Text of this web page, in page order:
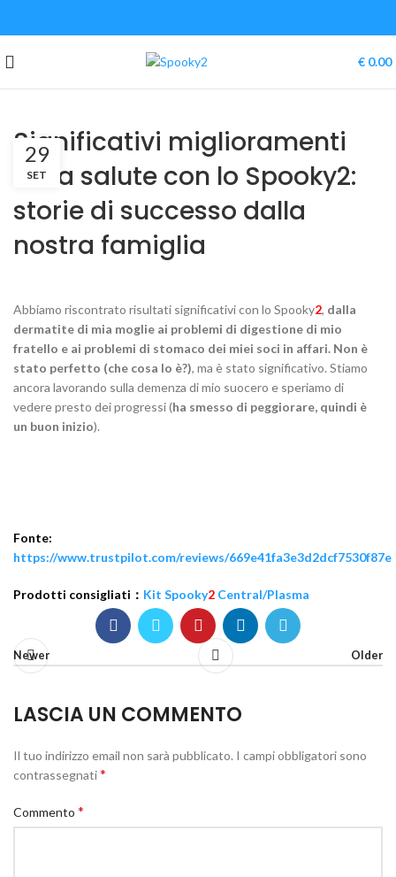
€ 0.00
Significativi miglioramenti
della salute con lo Spooky2:
storie di successo dalla
nostra famiglia
29
SET
Abbiamo riscontrato risultati significativi con lo Spooky2, dalla
dermatite di mia moglie ai problemi di digestione di mio
fratello e ai problemi di stomaco dei miei soci in affari. Non è
stato perfetto (che cosa lo è?), ma è stato significativo. Stiamo
ancora lavorando sulla demenza di mio suocero e speriamo di
vedere presto dei progressi (ha smesso di peggiorare, quindi è
un buon inizio).
Fonte:
https://www.trustpilot.com/reviews/669e41fa3e3d2dcf7530f87e
Prodotti consigliati： Kit Spooky2 Central/Plasma
Newer Older
LASCIA UN COMMENTO
Il tuo indirizzo email non sarà pubblicato. I campi obbligatori sono
contrassegnati*
Commento *
periodo limitato: codice scontoHEALING2026🌊